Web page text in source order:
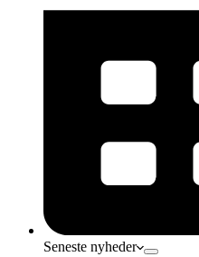
Seneste nyheder